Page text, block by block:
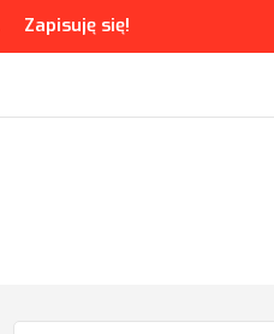
Zapisuję się!